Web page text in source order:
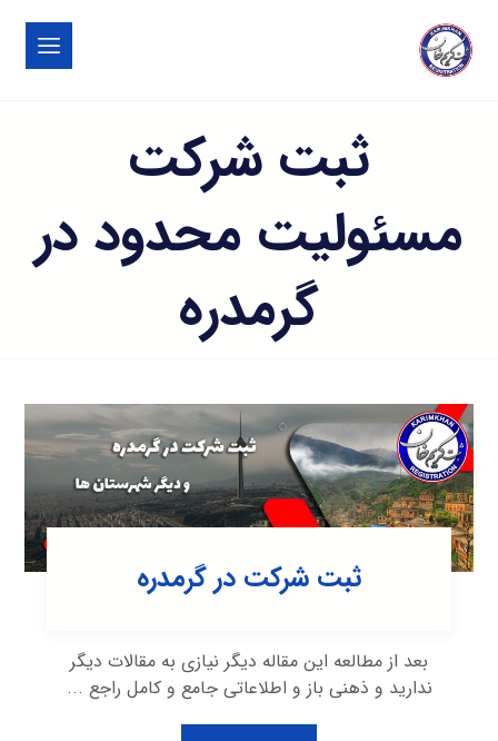
ثبت شرکت
مسئولیت محدود در
گرمدره
ثبت شرکت در گرمدره
بعد از مطالعه این مقاله دیگر نیازی به مقالات دیگر
ندارید و ذهنی باز و اطلاعاتی جامع و کامل راجع ...